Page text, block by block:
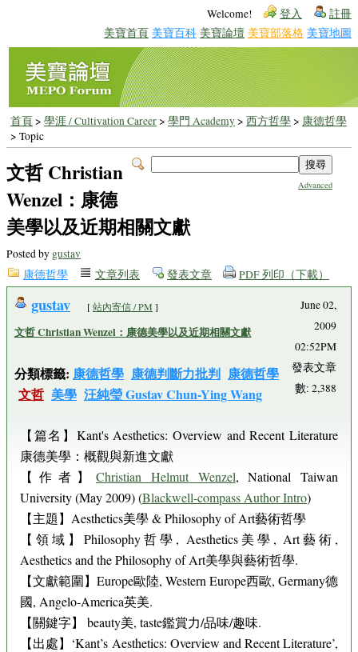
Welcome! 登入 註冊
美寶首頁 美寶百科 美寶論壇 美寶部落格 美寶地圖
首頁> 學涯 / Cultivation Career> 學門 Academy> 西方哲學> 康德哲學
> Topic
Advanced
文哲 Christian
Wenzel：康德
美學以及近期相關文獻
Posted by gustav
康德哲學
文章列表 發表文章 PDF 列印（下載）
gustav [站內寄信 / PM ]
文哲 Christian Wenzel：康德美學以及近期相關文獻
分類標籤: 康德哲學 康德判斷力批判 康德哲學
文哲 美學 汪純瑩 Gustav Chun-Ying Wang
June 02,
2009
02:52PM
發表文章
數: 2,388
【篇名】Kant's Aesthetics: Overview and Recent Literature
康德美學：概觀與新進文獻
【作者】 Christian Helmut Wenzel, National Taiwan
University (May 2009) (Blackwell-compass Author Intro)
【主題】Aesthetics美學 & Philosophy of Art藝術哲學
【領域】Philosophy哲學, Aesthetics美學, Art藝術,
Aesthetics and the Philosophy of Art美學與藝術哲學.
【文獻範圍】Europe歐陸, Western Europe西歐, Germany德
國, Angelo-America英美.
【關鍵字】 beauty美, taste鑑賞力/品味/趣味.
【出處】‘Kant’s Aesthetics: Overview and Recent Literature’,